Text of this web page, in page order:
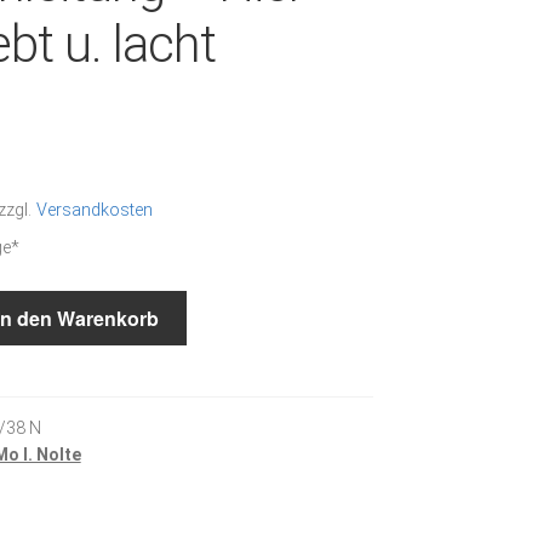
u. lacht
zzgl. Versandkosten
den Warenkorb
38 N
I. Nolte